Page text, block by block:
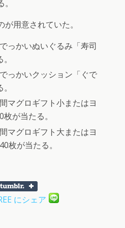
用意されていた。
っかいぬいぐるみ「寿司
っかいクッション「ぐで
マグロギフト小またはヨ
が当たる。
マグロギフト大またはヨ
枚が当たる。